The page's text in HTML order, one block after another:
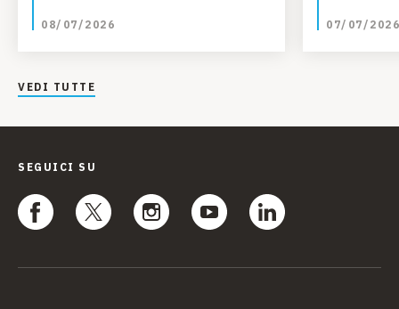
08/07/2026
progetti
07/07/2026
VEDI TUTTE
SEGUICI SU